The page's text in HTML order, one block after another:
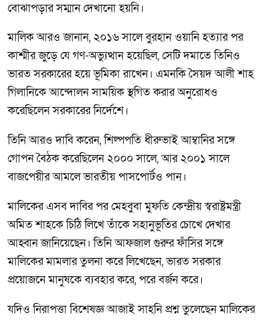
বোঝাপড়ার সম্মান দেখানো হয়নি।
মালিক আরও জানান, ২০১৬ সালে বুরহান ওয়ানি হত্যার পর
কাশ্মীর জুড়ে যে গণ-অভ্যুত্থান হয়েছিল, সেটি দমাতে তিনিও
ভারত সরকারের হয়ে ভূমিকা রাখেন। এমনকি সৈয়দ আলী শাহ
গিলানিকে আন্দোলন সাময়িক স্থগিত করার অনুরোধও
করেছিলেন সরকারের নির্দেশে।
তিনি আরও দাবি করেন, শিল্পপতি ধীরুভাই আম্বানির সঙ্গে
গোপন বৈঠক করেছিলেন ২০০০ সালে, আর ২০০১ সালে
বাজপেয়ীর আমলে ভারতীয় পাসপোর্টও পান।
মালিকের এসব দাবির পর মেহবুবা মুফতি কেন্দ্রীয় স্বরাষ্ট্রমন্ত্রী
অমিত শাহকে চিঠি লিখে তাঁকে সহানুভূতির চোখে দেখার
আহ্বান জানিয়েছেন। তিনি আফজাল গুরুর ফাঁসির সঙ্গে
মালিকের মামলার তুলনা করে লিখেছেন, ভারত সরকার
প্রয়োজনে মানুষকে ব্যবহার করে, পরে বর্জন করে।
যদিও নিরাপত্তা বিশেষজ্ঞ আজাই সাহনি প্রশ্ন তুলেছেন মালিকের